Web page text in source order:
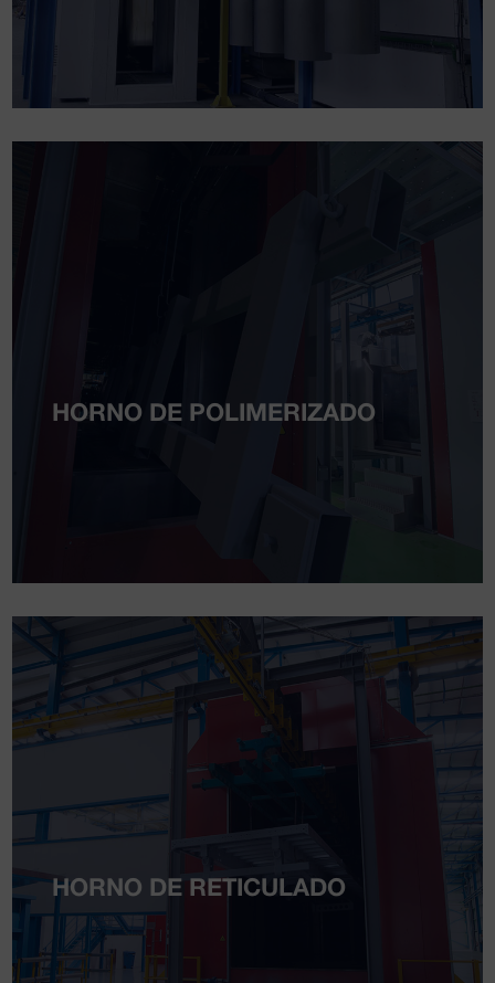
HORNO DE POLIMERIZADO
HORNO DE RETICULADO